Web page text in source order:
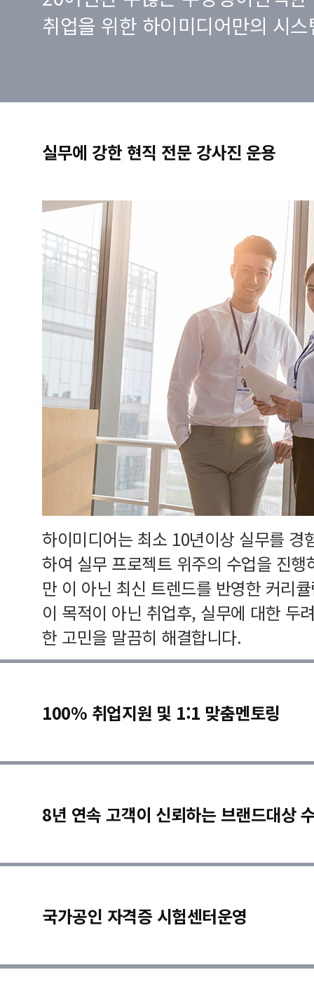
취업을 위한 하이미디어만의 시
실무에 강한 현직 전문 강사진 운용
하이미디어는 최소 10년이상 실무를 경
하여 실무 프로젝트 위주의 수업을 진
만 이 아닌 최신 트렌드를 반영한 커리
이 목적이 아닌 취업후, 실무에 대한 두
한 고민을 말끔히 해결합니다.
100% 취업지원 및 1:1 맞춤멘토링
8년 연속 고객이 신뢰하는 브랜드대상
국가공인 자격증 시험센터운영